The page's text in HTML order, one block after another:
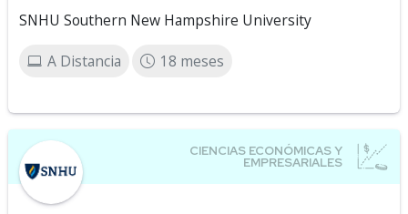
SNHU Southern New Hampshire University
A Distancia 18 meses